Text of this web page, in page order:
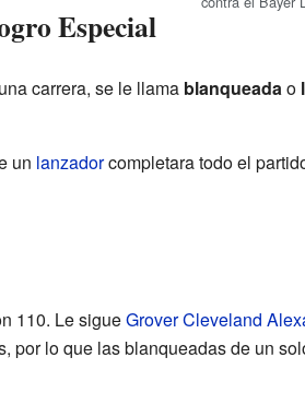
Especial
carrera, se le llama blanqueadao
un lanzadorcompletara todo el
110. Le sigueGrover Cleveland
por lo que las blanqueadas de un